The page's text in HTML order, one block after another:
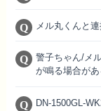
メル丸くんと
警子ちゃん/メ
が鳴る場合が
DN-1500GL-